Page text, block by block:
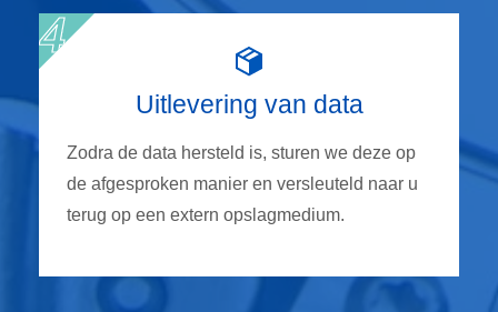
Uitlevering van data
Zodra de data hersteld is, sturen we deze op
de afgesproken manier en versleuteld naar u
terug op een extern opslagmedium.